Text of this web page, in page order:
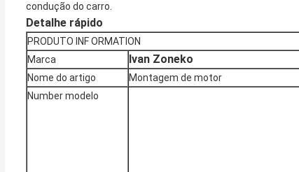
condução do carro.
Detalhe rápido
PRODUTO INF ORMATION
Marca
Ivan Zoneko
Nome do artigo
Montagem de motor
Number modelo